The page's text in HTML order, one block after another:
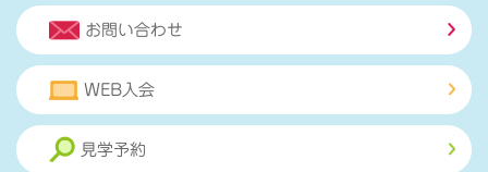
お問い合わせ
WEB入会
見学予約